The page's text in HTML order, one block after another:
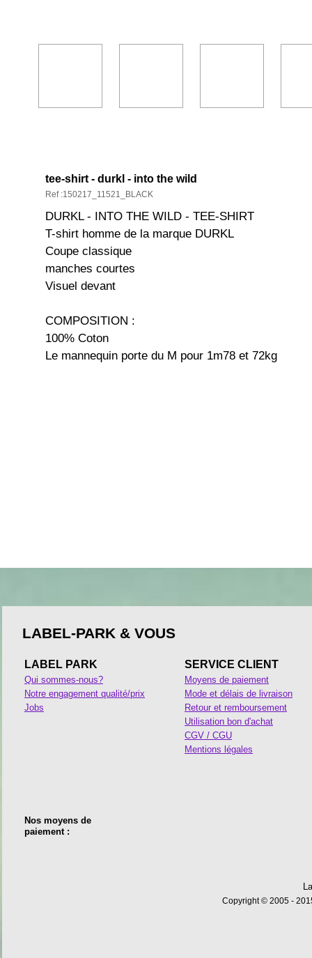
tee-shirt - durkl - into the wild
Ref :150217_11521_BLACK
DURKL - INTO THE WILD - TEE-SHIRT
T-shirt homme de la marque DURKL
Coupe classique
manches courtes
Visuel devant
COMPOSITION :
100% Coton
Le mannequin porte du M pour 1m78 et 72kg
LABEL-PARK & VOUS
LABEL PARK
Qui sommes-nous?
Notre engagement qualité/prix
Jobs
SERVICE CLIENT
Moyens de paiement
Mode et délais de livraison
Retour et remboursement
Utilisation bon d'achat
CGV / CGU
Mentions légales
Nos moyens de
paiement :
Copyright © 2005 -